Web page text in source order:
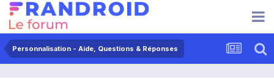
Personnalisation - Aide, Questions & Réponses